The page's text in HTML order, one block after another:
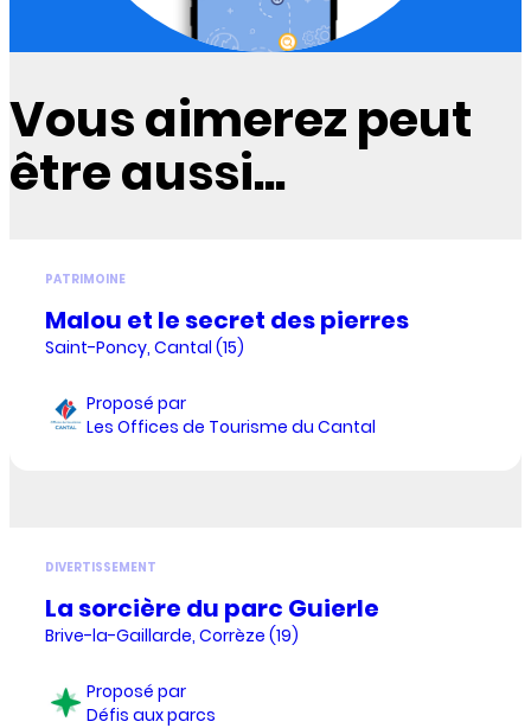
Vous aimerez peut
être aussi...
PATRIMOINE
Malou et le secret des pierres
Saint-Poncy, Cantal (15)
Proposé par
Les Offices de Tourisme du Cantal
DIVERTISSEMENT
La sorcière du parc Guierle
Brive-la-Gaillarde, Corrèze (19)
Proposé par
Défis aux parcs